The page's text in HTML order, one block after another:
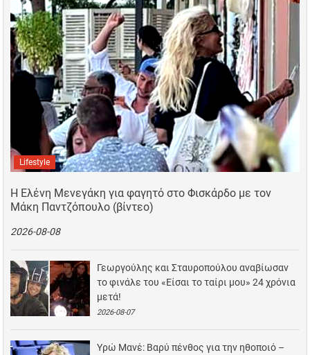
Lifestyle
Η Ελένη Μενεγάκη για φαγητό στο Φισκάρδο με τον
Μάκη Παντζόπουλο (βίντεο)
2026-08-08
Γεωργούλης και Σταυροπούλου αναβίωσαν
το φινάλε του «Είσαι το ταίρι μου» 24 χρόνια
μετά!
2026-08-07
Υρώ Μανέ: Βαρύ πένθος για την ηθοποιό –